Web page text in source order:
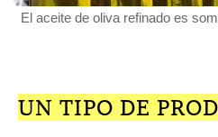
El aceite de oliva refinado es
UN TIPO DE